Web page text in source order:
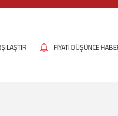
FİYATI DÜŞÜNCE